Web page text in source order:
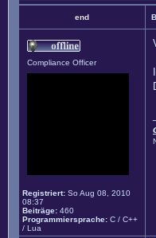
end
Compliance Officer
Registriert: So Aug 08, 2010
08:37
Beiträge: 460
Programmiersprache: C / C++
/ Lua